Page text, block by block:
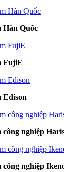
Hàn Quốc
FujiE
Edison
nghiệp
nghiệp